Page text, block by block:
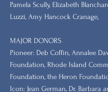
Pamela Scully, Elizabeth
Luzzi, Amy Hancock Cranage,
MAJOR DONORS
​Pioneer: Deb Coffin, Annalee
Foundation, Rhode Island
Foundation, the Heron
Icon: Jean German, Dr. Barbara